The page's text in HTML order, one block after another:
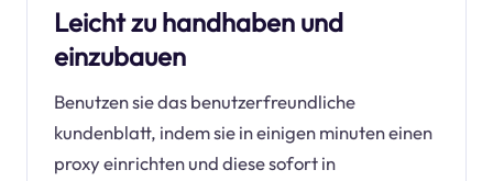
Leicht zu handhaben und
einzubauen
Benutzen sie das benutzerfreundliche
kundenblatt, indem sie in einigen minuten einen
proxy einrichten und diese sofort in